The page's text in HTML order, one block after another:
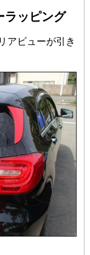
ラッピング
アビューが引き